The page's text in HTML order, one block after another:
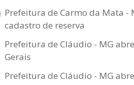
Prefeitura de Carmo da Mata -
cadastro de reserva
Prefeitura de Cláudio - MG
Gerais
Prefeitura de Cláudio - MG